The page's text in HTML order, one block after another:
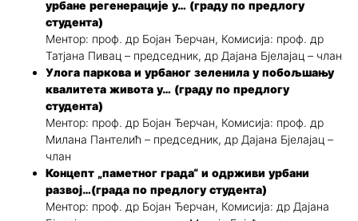
урбане регенерације у… (граду по предлогу
студента)
Ментор: проф. др Бојан Ђерчан, Комисија: проф. др
Татјана Пивац – председник, др Дајана Бјелајац – члан
Улога паркова и урбаног зеленила у побољшању
квалитета живота у… (граду по предлогу
студента)
Ментор: проф. др Бојан Ђерчан, Комисија: проф. др
Милана Пантелић – председник, др Дајана Бјелајац –
члан
Концепт „паметног града“ и одрживи урбани
развој…(града по предлогу студента)
Ментор: проф. др Бојан Ђерчан, Комисија: др Дајана